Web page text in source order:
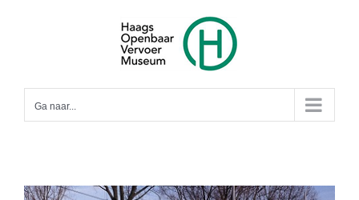
Ga naar...